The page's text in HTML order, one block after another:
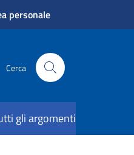
personale
Cerca
gli argomenti